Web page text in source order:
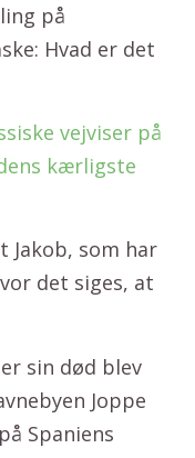
på
Hvad er det
vejviser på
kærligste
Jakob, som har
det siges, at
sin død blev
Joppe
Spaniens